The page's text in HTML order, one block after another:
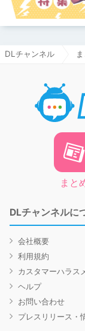
DLチャンネル
まと
DLチャンネルに
会社概要
利用規約
カスタマーハラス
ヘルプ
お問い合わせ
プレスリリース・